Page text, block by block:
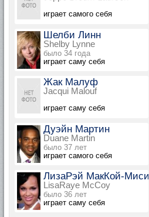
играет самого себя
Шелби Линн
Shelby Lynne
было 34 года
играет саму себя
Жак Малуф
Jacqui Malouf
играет саму себя
Дуэйн Мартин
Duane Martin
было 37 лет
играет самого себя
ЛизаРэй МакКой-Мисик
LisaRaye McCoy
было 36 лет
играет саму себя